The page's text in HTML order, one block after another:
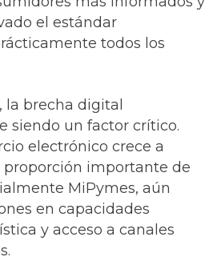
el estándar
todos los
la brecha digital
siendo un factor crítico.
electrónico crece a
importante de
MiPymes, aún
en capacidades
y acceso a canales